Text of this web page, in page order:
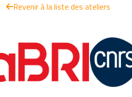
Revenir à la liste des ateliers